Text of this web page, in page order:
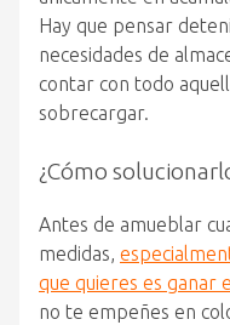
Hay que pensar
necesidades de
contar con todo
sobrecargar.
¿Cómo
Antes de amueblar
medidas,
que quieres es ganar
no te empeñes en